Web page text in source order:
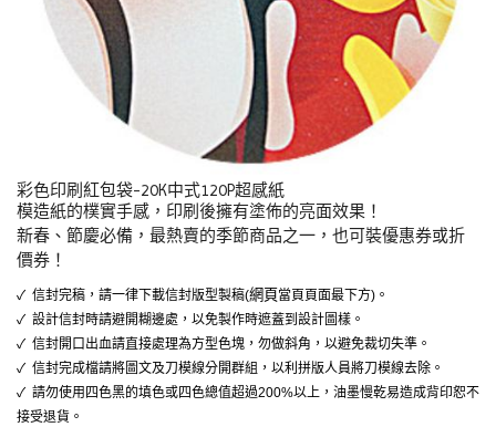
彩色印刷紅包袋-20K中式120P超感紙
模造紙的樸實手感，印刷後擁有塗佈的亮面效果！
新春、節慶必備，最熱賣的季節商品之一，也可裝優惠券或折
價券！
✓ 信封完稿，請一律下載信封版型製稿(網頁當頁頁面最下方)。
✓ 設計信封時請避開糊邊處，以免製作時遮蓋到設計圖樣。
✓ 信封開口出血請直接處理為方型色塊，勿做斜角，以避免裁切失準。
✓ 信封完成檔請將圖文及刀模線分開群組，以利拼版人員將刀模線去除。
✓ 請勿使用四色黑的填色或四色總值超過200%以上，油墨慢乾易造成背印恕不
接受退貨。